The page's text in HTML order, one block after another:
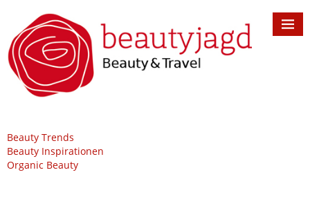
Beauty Trends
Beauty Inspirationen
Organic Beauty